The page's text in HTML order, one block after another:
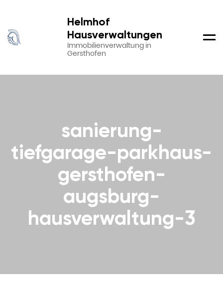
Helmhof
Hausverwaltungen
Immobilienverwaltung in
Gersthofen
sanierung-
tiefgarage-parkhaus-
gersthofen-
augsburg-
hausverwaltung-3